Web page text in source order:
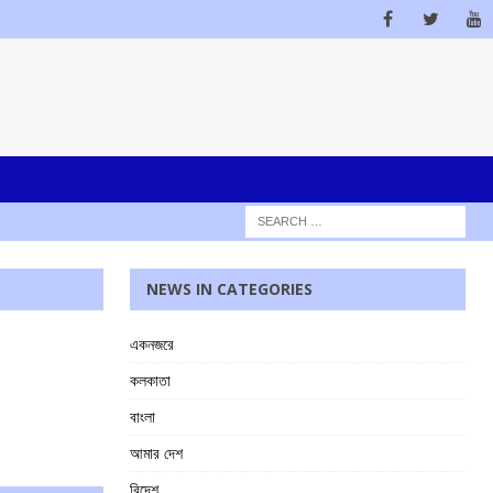
NEWS IN CATEGORIES
একনজরে
কলকাতা
বাংলা
আমার দেশ